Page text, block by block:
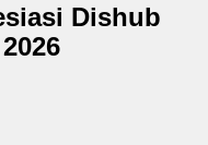
Dishub